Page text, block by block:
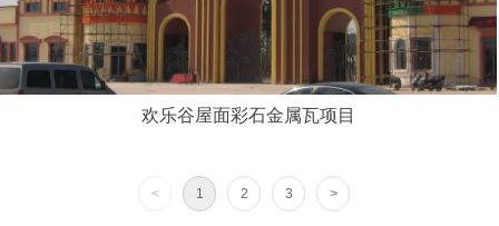
欢乐谷屋面彩石金属瓦项目
< 1 2 3 >